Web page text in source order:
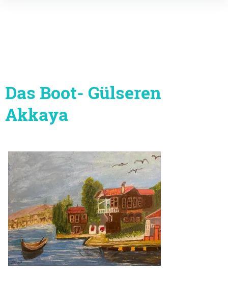
Das Boot- Gülseren
Akkaya
Beitragsnavigation